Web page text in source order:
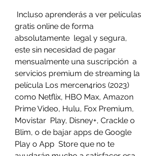
gratis online de forma
absolutamente  legal y segura,
este sin necesidad de pagar
mensualmente una suscripción  a
servicios premium de streaming la
película Los mercen4rios (2023)
como Netflix, HBO Max, Amazon
Prime Video, Hulu, Fox Premium,
Movistar  Play, Disney+, Crackle o
Blim, o de bajar apps de Google
Play o App  Store que no te